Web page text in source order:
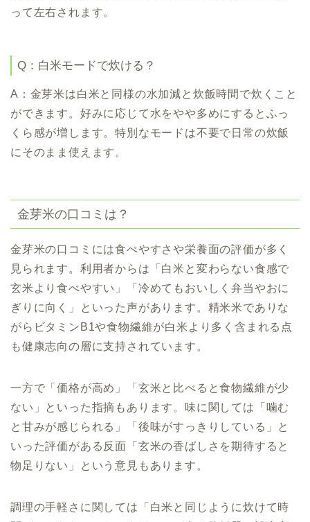
って左右されます。
Q：白米モードで炊ける？
A：金芽米は白米と同様の水加減と炊飯時間で炊くこと
ができます。好みに応じて水をやや多めにするとふっ
くら感が増します。特別なモードは不要で日常の炊飯
にそのまま使えます。
金芽米の口コミは？
金芽米の口コミには食べやすさや栄養面の評価が多く
見られます。利用者からは「白米と変わらない食感で
玄米より食べやすい」「冷めてもおいしく弁当やおに
ぎりに向く」といった声があります。精米米でありな
がらビタミンB1や食物繊維が白米より多く含まれる点
も健康志向の層に支持されています。
一方で「価格が高め」「玄米と比べると食物繊維が少
ない」といった指摘もあります。味に関しては「噛む
と甘みが感じられる」「後味がすっきりしている」と
いった評価がある反面「玄米の香ばしさを期待すると
物足りない」という意見もあります。
調理の手軽さに関しては「白米と同じように炊けて時